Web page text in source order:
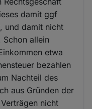
damit ggf
und damit nicht
Schon allein
etwa
bezahlen
Nachteil des
aus Gründen der
nicht